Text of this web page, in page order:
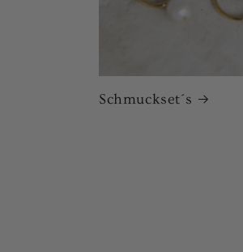
Schmuckset´s